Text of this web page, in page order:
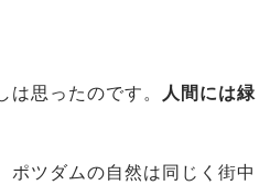
思ったのです。 人間には緑
ポツダムの自然は同じく街中